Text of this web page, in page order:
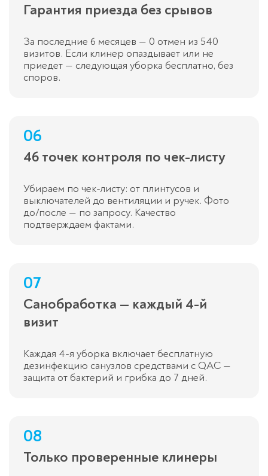
Гарантия приезда без срывов
За последние 6 месяцев — 0 отмен из 540
визитов. Если клинер опаздывает или не
приедет — следующая уборка бесплатно, без
споров.
06
46 точек контроля по чек-листу
Убираем по чек-листу: от плинтусов и
выключателей до вентиляции и ручек. Фото
до/после — по запросу. Качество
подтверждаем фактами.
07
Санобработка — каждый 4-й
визит
Каждая 4-я уборка включает бесплатную
дезинфекцию санузлов средствами с QAC —
защита от бактерий и грибка до 7 дней.
08
Только проверенные клинеры